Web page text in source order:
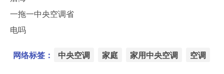
一拖一中央空调省
电吗
网络标签： 中央空调 家庭 家用中央空调 空调